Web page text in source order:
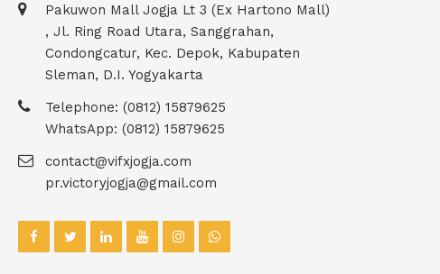
Pakuwon Mall Jogja Lt 3 (Ex Hartono Mall)
, Jl. Ring Road Utara, Sanggrahan,
Condongcatur, Kec. Depok, Kabupaten
Sleman, D.I. Yogyakarta
Telephone: (0812) 15879625
WhatsApp: (0812) 15879625
contact@vifxjogja.com
pr.victoryjogja@gmail.com